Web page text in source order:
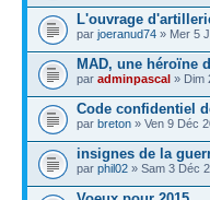
L'ouvrage
par joeranud74 » Mer 5
MAD, une héroïne
par adminpascal » Dim
Code confidentiel
par breton » Ven 9 Déc
insignes de la
par phil02 » Sam 3 Déc